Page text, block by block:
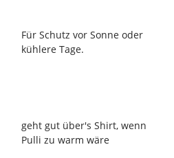
Für Schutz vor Sonne oder
kühlere Tage.
geht gut über's Shirt, wenn
Pulli zu warm wäre